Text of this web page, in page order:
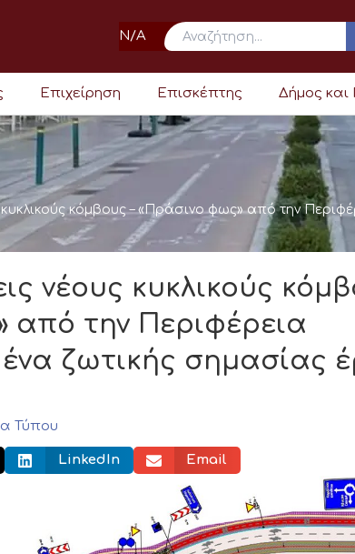
N/A
Επιχείρηση Επισκέπτης Δήμος και
κυκλικούς κόμβους – «Πράσινο φως» από την
νέους κυκλικούς
από την Περιφέρεια
ζωτικής σημασίας
Τύπου
LinkedIn Email